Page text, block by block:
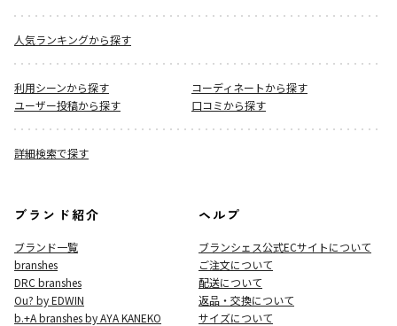
人気ランキングから探す
利用シーンから探す
コーディネートから探す
ユーザー投稿から探す
口コミから探す
詳細検索で探す
ブランド紹介
ブランド一覧
branshes
DRC branshes
Ou? by EDWIN
b.+A branshes by AYA KANEKO
ヘルプ
ブランシェス公式ECサイトについて
ご注文について
配送について
返品・交換について
サイズについて